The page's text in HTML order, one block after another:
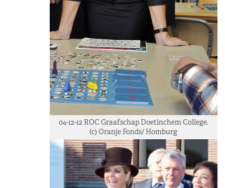
04-12-12 ROC Graafschap Doetinchem College.
(c) Oranje Fonds/ Homburg